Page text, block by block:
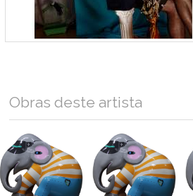
Obras deste artista